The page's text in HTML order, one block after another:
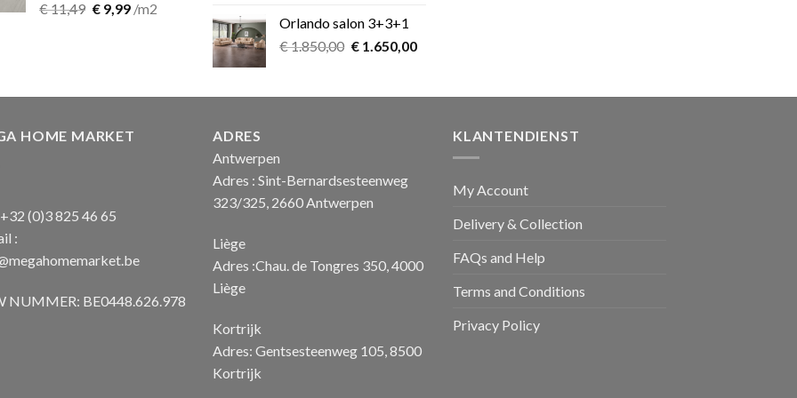
€11,49 Oorspronkelijke
€9,99Huidige
/m2
was:
€ 899,00.
is:
€ 599,00.
Orlando salon 3+3+1
€1.850,00 Oorspronkelijke
€ 1.850,00.
€1.650,00Huidige
€ 1.650,00.
HOME MARKET
(0)3 825 46 65
:
NUMMER: BE0448.626.978
ADRES
Antwerpen
Adres : Sint-Bernardsesteenweg
323/325, 2660 Antwerpen
Liège
Adres :Chau. de Tongres 350, 4000
Liège
Kortrijk
Adres: Gentsesteenweg 105, 8500
Kortrijk
KLANTENDIENST
My Account
Delivery & Collection
FAQs and Help
Terms and Conditions
Privacy Policy